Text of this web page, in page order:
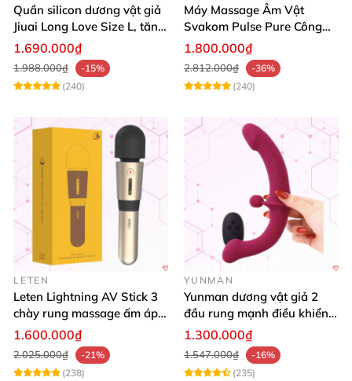
Quần silicon dương vật giả
Jiuai Long Love Size L, tăng
khoái cảm, giá tốt
1.690.000₫
1.988.000₫
-15%
(240)
Máy Massage Âm Vật
Svakom Pulse Pure Công
Nghệ Sóng Âm Hút Mạnh
1.800.000₫
2.812.000₫
-36%
(240)
LETEN
Leten Lightning AV Stick 3
chày rung massage ấm áp
kích thích
1.600.000₫
2.025.000₫
-21%
(238)
YUNMAN
Yunman dương vật giả 2
đầu rung mạnh điều khiển
từ xa Les
1.300.000₫
1.547.000₫
-16%
(235)